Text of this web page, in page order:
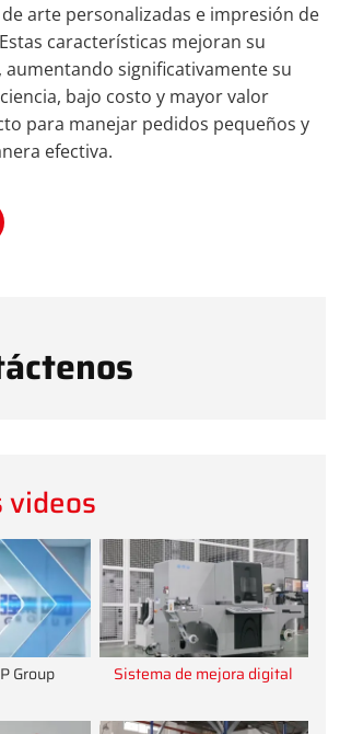
arte personalizadas e impresión de
características mejoran su
significativamente su
bajo costo y mayor valor
para manejar pedidos pequeños y
efectiva.
videos
Group Sistema de mejora digital